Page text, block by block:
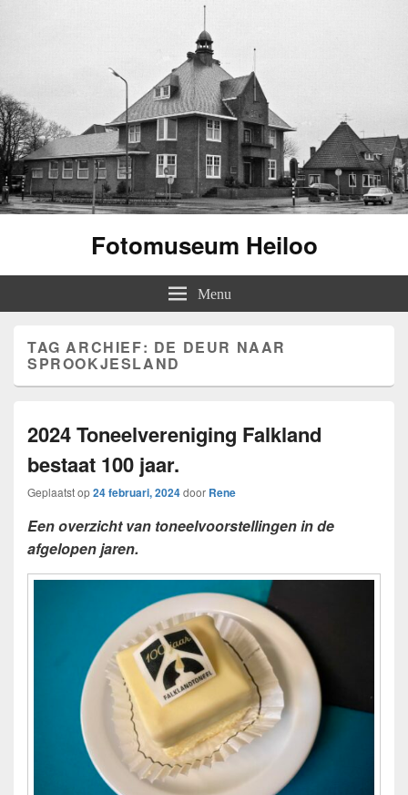
Fotomuseum Heiloo
Menu
TAG ARCHIEF: DE DEUR NAAR
SPROOKJESLAND
2024 Toneelvereniging Falkland
bestaat 100 jaar.
Geplaatst op24 februari, 2024door Rene
Een overzicht van toneelvoorstellingen in de
afgelopen jaren.